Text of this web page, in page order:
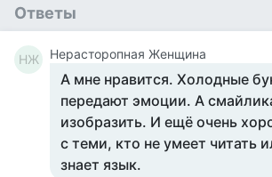
Ответы
НЖ Нерасторопная Женщина
А мне нравится. Холодные
передают эмоции. А
изобразить. И ещё очень
с теми, кто не умеет читать
знает язык.